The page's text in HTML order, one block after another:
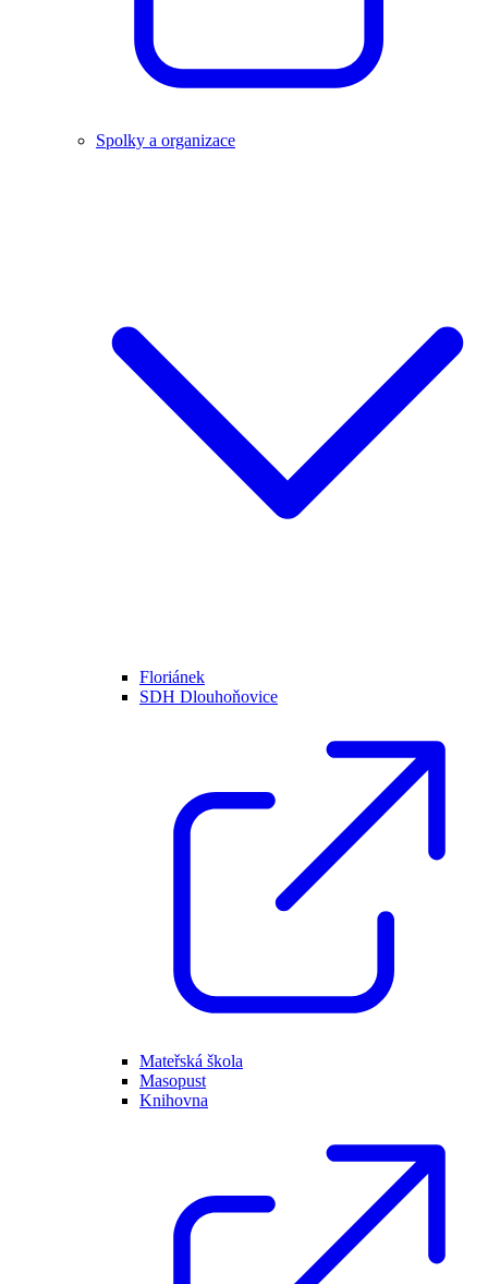
Spolky a organizace
Floriánek
SDH Dlouhoňovice
Mateřská škola
Masopust
Knihovna